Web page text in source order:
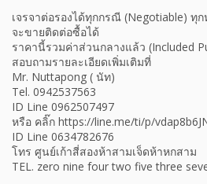
เจรจาต่อรองได้ทุกกรณี (Negotiable) ทุ
จะขายติดต่อซื้อได้
ราคานี้รวมค่าส่วนกลางแล้ว (Included
สอบถามรายละเอียดเพิ่มเติมที่
Mr. Nuttapong ( นัท)
Tel. 0942537563
ID Line 0962507497
หรือ คลิ๊ก https://line.me/ti/p/
ID Line 0634782676
โทร ศูนย์เก้าสี่สองห้าสามเจ็ดห้าหกสาม
TEL. zero nine four two five three